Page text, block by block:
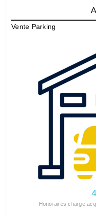
Vente Parking
Honoraires charge